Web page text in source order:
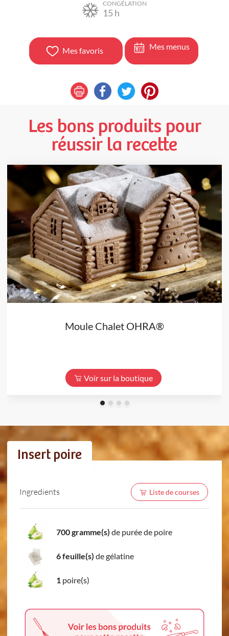
CONGÉLATION
15 h
Mes favoris Mes menus
Les bons produits pour
réussir la recette
Moule Chalet OHRA®
Voir sur la boutique
Insert poire
Ingredients Liste de courses
700 gramme(s) de purée de poire
6 feuille(s) de gélatine
1 poire(s)